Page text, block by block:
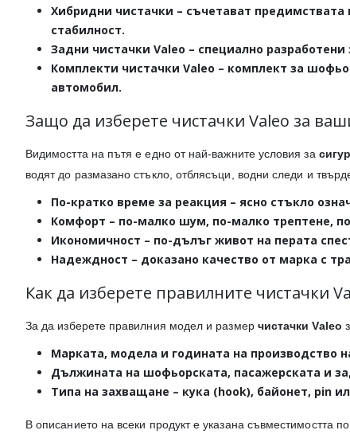
Хибридни чистачки – съчетават
стабилност.
Задни чистачки Valeo – специално
Комплекти чистачки Valeo – комплект за
автомобил.
Защо да изберете чистачки Valeo за
Видимостта на пътя е едно от най-важните условия за
водят до размазано стъкло, отблясъци, водни следи и
По-кратко време за реакция – ясно стъкло
Комфорт – по-малко шум, по-малко трептене,
Икономичност – по-дълъг живот на перата
Надеждност – доказано качество от марка с
Как да изберете правилните чистачки
За да изберете правилния модел и размер чистачки Valeo
Марката, модела и годината на производство
Дължината на шофьорската, пасажерската и
Типа на захващане – кука (hook), байонет, pin
В описанието на всеки продукт е указана съвместимостта